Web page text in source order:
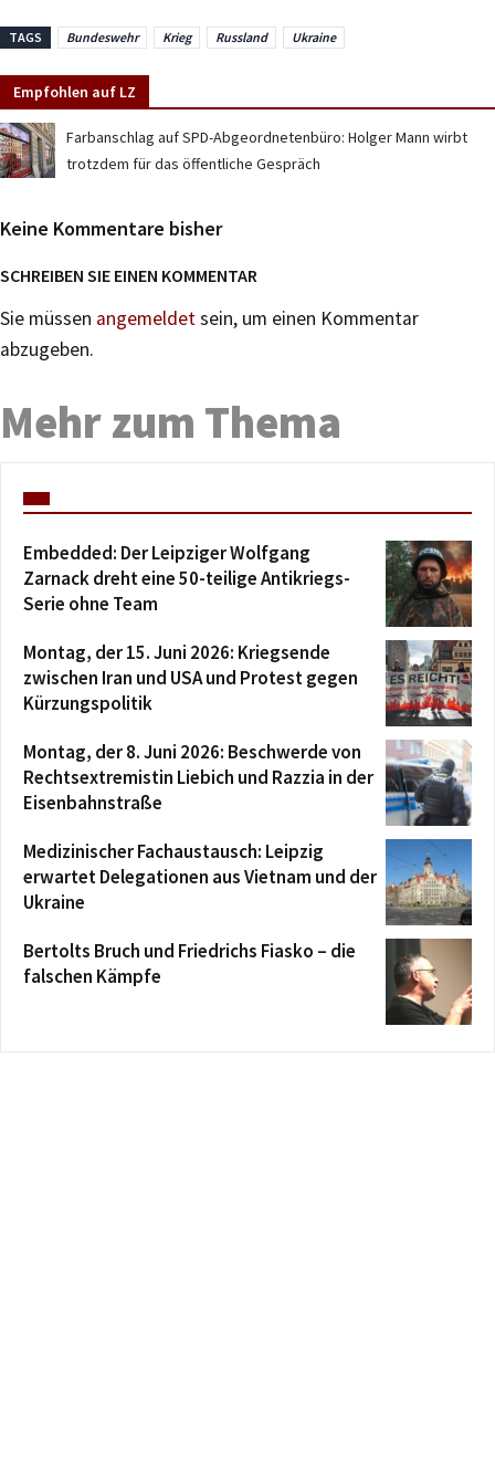
TAGS Bundeswehr Krieg Russland Ukraine
Empfohlen auf LZ
Farbanschlag auf SPD-Abgeordnetenbüro: Holger Mann wirbt
trotzdem für das öffentliche Gespräch
Keine Kommentare bisher
SCHREIBEN SIE EINEN KOMMENTAR
Sie müssen angemeldetsein, um einen Kommentar
abzugeben.
Mehr zum Thema
Embedded: Der Leipziger Wolfgang
Zarnack dreht eine 50-teilige Antikriegs-
Serie ohne Team
Montag, der 15. Juni 2026: Kriegsende
zwischen Iran und USA und Protest gegen
Kürzungspolitik
Montag, der 8. Juni 2026: Beschwerde von
Rechtsextremistin Liebich und Razzia in der
Eisenbahnstraße
Medizinischer Fachaustausch: Leipzig
erwartet Delegationen aus Vietnam und der
Ukraine
Bertolts Bruch und Friedrichs Fiasko – die
falschen Kämpfe